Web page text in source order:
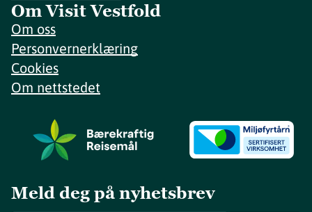
Om Visit Vestfold
Om oss
Personvernerklæring
Cookies
Om nettstedet
Meld deg på nyhetsbrev